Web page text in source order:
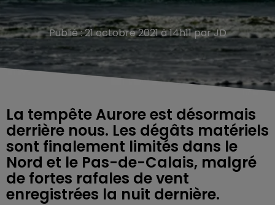
Publié : 21 octobre 2021 à 14h11 par JD
La tempête Aurore est désormais
derrière nous. Les dégâts matériels
sont finalement limités dans le
Nord et le Pas-de-Calais, malgré
de fortes rafales de vent
enregistrées la nuit dernière.